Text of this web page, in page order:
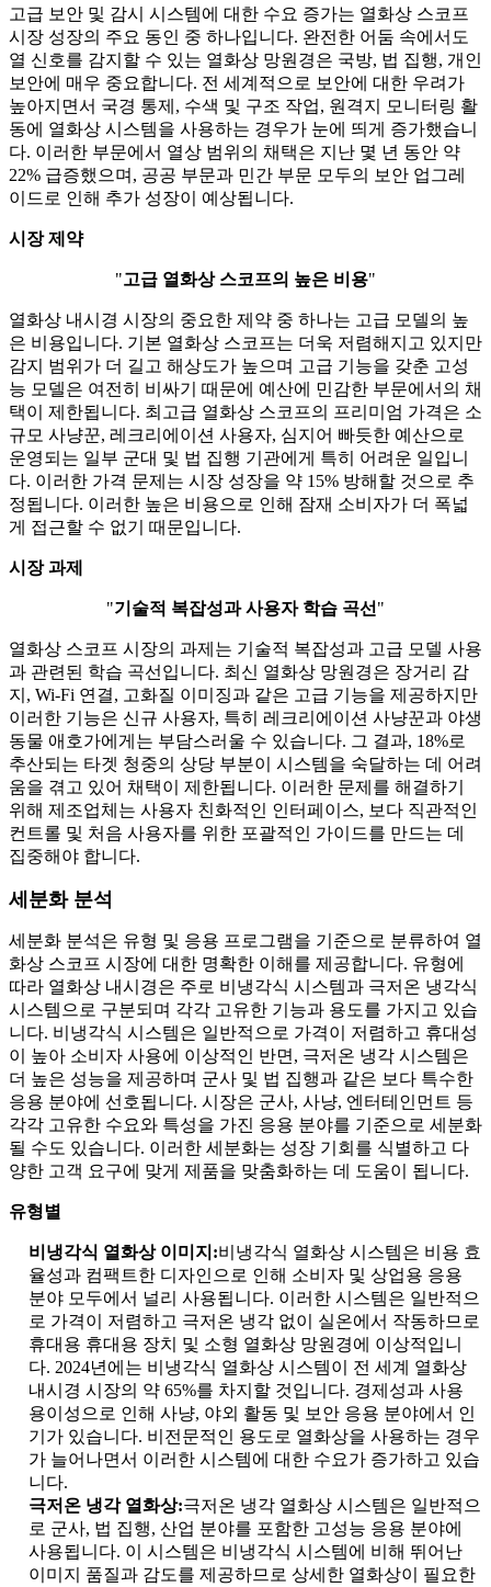
고급 보안 및 감시 시스템에 대한 수요 증가는 열화상 스코프
시장 성장의 주요 동인 중 하나입니다. 완전한 어둠 속에서도
열 신호를 감지할 수 있는 열화상 망원경은 국방, 법 집행, 개인
보안에 매우 중요합니다. 전 세계적으로 보안에 대한 우려가
높아지면서 국경 통제, 수색 및 구조 작업, 원격지 모니터링 활
동에 열화상 시스템을 사용하는 경우가 눈에 띄게 증가했습니
다. 이러한 부문에서 열상 범위의 채택은 지난 몇 년 동안 약
22% 급증했으며, 공공 부문과 민간 부문 모두의 보안 업그레
이드로 인해 추가 성장이 예상됩니다.
시장 제약
"고급 열화상 스코프의 높은 비용"
열화상 내시경 시장의 중요한 제약 중 하나는 고급 모델의 높
은 비용입니다. 기본 열화상 스코프는 더욱 저렴해지고 있지만
감지 범위가 더 길고 해상도가 높으며 고급 기능을 갖춘 고성
능 모델은 여전히 ​​비싸기 때문에 예산에 민감한 부문에서의 채
택이 제한됩니다. 최고급 열화상 스코프의 프리미엄 가격은 소
규모 사냥꾼, 레크리에이션 사용자, 심지어 빠듯한 예산으로
운영되는 일부 군대 및 법 집행 기관에게 특히 어려운 일입니
다. 이러한 가격 문제는 시장 성장을 약 15% 방해할 것으로 추
정됩니다. 이러한 높은 비용으로 인해 잠재 소비자가 더 폭넓
게 접근할 수 없기 때문입니다.
시장 과제
"기술적 복잡성과 사용자 학습 곡선"
열화상 스코프 시장의 과제는 기술적 복잡성과 고급 모델 사용
과 관련된 학습 곡선입니다. 최신 열화상 망원경은 장거리 감
지, Wi-Fi 연결, 고화질 이미징과 같은 고급 기능을 제공하지만
이러한 기능은 신규 사용자, 특히 레크리에이션 사냥꾼과 야생
동물 애호가에게는 부담스러울 수 있습니다. 그 결과, 18%로
추산되는 타겟 청중의 상당 부분이 시스템을 숙달하는 데 어려
움을 겪고 있어 채택이 제한됩니다. 이러한 문제를 해결하기
위해 제조업체는 사용자 친화적인 인터페이스, 보다 직관적인
컨트롤 및 처음 사용자를 위한 포괄적인 가이드를 만드는 데
집중해야 합니다.
세분화 분석
세분화 분석은 유형 및 응용 프로그램을 기준으로 분류하여 열
화상 스코프 시장에 대한 명확한 이해를 제공합니다. 유형에
따라 열화상 내시경은 주로 비냉각식 시스템과 극저온 냉각식
시스템으로 구분되며 각각 고유한 기능과 용도를 가지고 있습
니다. 비냉각식 시스템은 일반적으로 가격이 저렴하고 휴대성
이 높아 소비자 사용에 이상적인 반면, 극저온 냉각 시스템은
더 높은 성능을 제공하며 군사 및 법 집행과 같은 보다 특수한
응용 분야에 선호됩니다. 시장은 군사, 사냥, 엔터테인먼트 등
각각 고유한 수요와 특성을 가진 응용 분야를 기준으로 세분화
될 수도 있습니다. 이러한 세분화는 성장 기회를 식별하고 다
양한 고객 요구에 맞게 제품을 맞춤화하는 데 도움이 됩니다.
유형별
비냉각식 열화상 이미지:비냉각식 열화상 시스템은 비용 효
율성과 컴팩트한 디자인으로 인해 소비자 및 상업용 응용
분야 모두에서 널리 사용됩니다. 이러한 시스템은 일반적으
로 가격이 저렴하고 극저온 냉각 없이 실온에서 작동하므로
휴대용 휴대용 장치 및 소형 열화상 망원경에 이상적입니
다. 2024년에는 비냉각식 열화상 시스템이 전 세계 열화상
내시경 시장의 약 65%를 차지할 것입니다. 경제성과 사용
용이성으로 인해 사냥, 야외 활동 및 보안 응용 분야에서 인
기가 있습니다. 비전문적인 용도로 열화상을 사용하는 경우
가 늘어나면서 이러한 시스템에 대한 수요가 증가하고 있습
니다.
극저온 냉각 열화상:극저온 냉각 열화상 시스템은 일반적으
로 군사, 법 집행, 산업 분야를 포함한 고성능 응용 분야에
사용됩니다. 이 시스템은 비냉각식 시스템에 비해 뛰어난
이미지 품질과 감도를 제공하므로 상세한 열화상이 필요한